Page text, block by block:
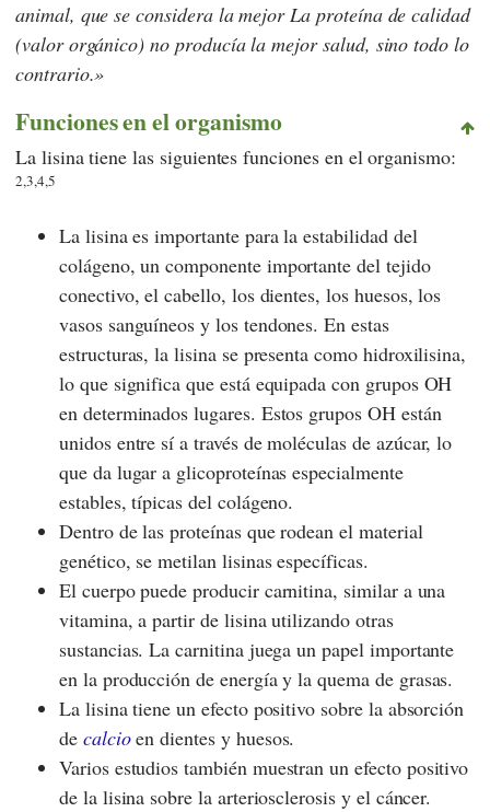
animal, que se considera la mejor La proteína de calidad
(valor orgánico) no producía la mejor salud, sino todo lo
contrario.
Funciones en el organismo
La lisina tiene las siguientes funciones en el organismo:
2,3,4,5
La lisina es importante para la estabilidad del
colágeno, un componente importante del tejido
conectivo, el cabello, los dientes, los huesos, los
vasos sanguíneos y los tendones. En estas
estructuras, la lisina se presenta como hidroxilisina,
lo que significa que está equipada con grupos OH
en determinados lugares. Estos grupos OH están
unidos entre sí a través de moléculas de azúcar, lo
que da lugar a glicoproteínas especialmente
estables, típicas del colágeno.
Dentro de las proteínas que rodean el material
genético, se metilan lisinas específicas.
El cuerpo puede producir carnitina, similar a una
vitamina, a partir de lisina utilizando otras
sustancias. La carnitina juega un papel importante
en la producción de energía y la quema de grasas.
La lisina tiene un efecto positivo sobre la absorción
de calcioen dientes y huesos.
Varios estudios también muestran un efecto positivo
de la lisina sobre la arteriosclerosis y el cáncer.